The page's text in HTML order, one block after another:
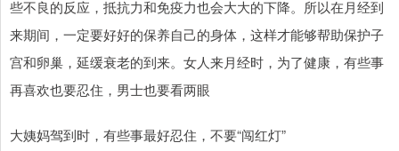
些不良的反应，抵抗力和免疫力也会大大的下降。所以在月经到
来期间，一定要好好的保养自己的身体，这样才能够帮助保护子
宫和卵巢，延缓衰老的到来。女人来月经时，为了健康，有些事
再喜欢也要忍住，男士也要看两眼
大姨妈驾到时，有些事最好忍住，不要“闯红灯”